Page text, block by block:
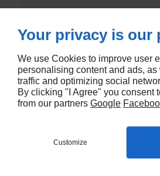
En stock
€1,35
Your privacy is our
We use Cookies to improve user
personalising content and ads,
traffic and optimizing social
By clicking "I Agree" you consent
from our partners Google
Customize